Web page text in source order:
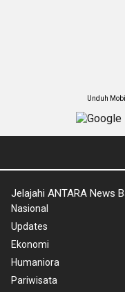
Unduh
Jelajahi ANTARA News
Nasional
Updates
Ekonomi
Humaniora
Pariwisata